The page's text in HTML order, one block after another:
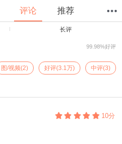
评论 推荐
长评
99.98%好评
图/视频(2) 好评(3.1万) 中评(3)
10分